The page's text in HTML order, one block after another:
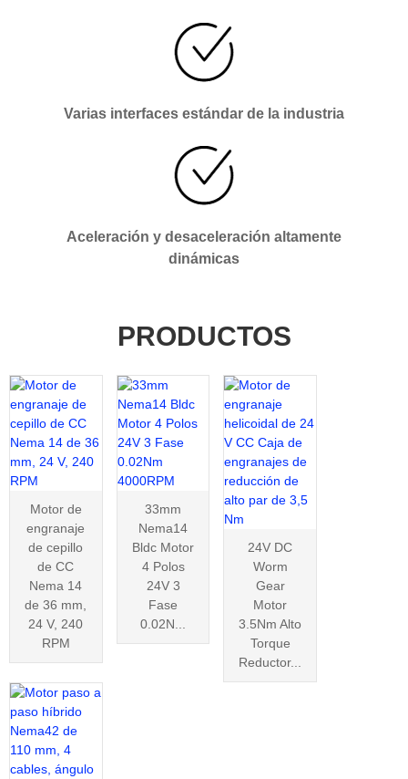
Varias interfaces estándar de la industria
Aceleración y desaceleración altamente
dinámicas
PRODUCTOS
Motor de
engranaje
de cepillo
de CC
Nema 14
de 36 mm,
24 V, 240
RPM
33mm
Nema14
Bldc Motor
4 Polos
24V 3
Fase
0.02N...
24V DC
Worm
Gear
Motor
3.5Nm Alto
Torque
Reductor...